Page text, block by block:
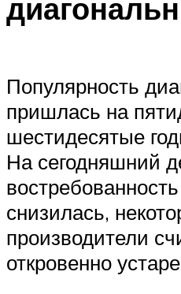
Популярность
пришлась на
шестидесятые
На сегодняшний
снизилась,
производители
откровенно